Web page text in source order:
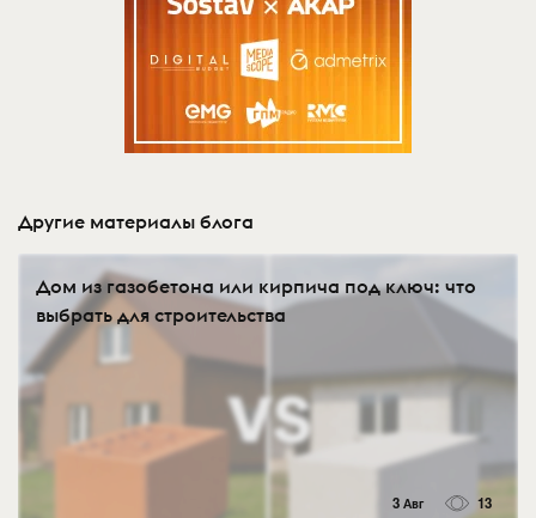
Другие материалы блога
Дом из газобетона или кирпича под ключ: что
выбрать для строительства
3 Авг 13